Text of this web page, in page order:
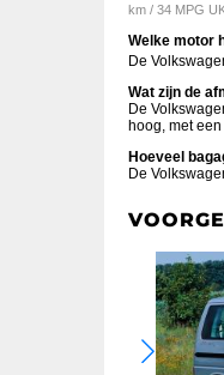
km / 34 MPG
Welke motor
De
Wat zijn de
De
hoog, met
Hoeveel
De